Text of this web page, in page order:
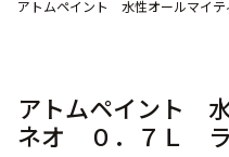
アトムペイント 水性オールマイ
アトムペイント
ネオ ０．７Ｌ